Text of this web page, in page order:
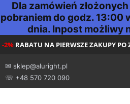
Dla zamówień
pobraniem do godz. 13:00
dnia. Inpost możliwy
-2% RABATU NA PIERWSZE ZAKUPY
✉ sklep@aluright.pl
☏ +48 570 720 090